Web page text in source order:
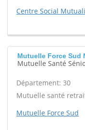
Centre Social
Mutuelle Force Sud
Mutuelle Santé
Département: 30
Mutuelle santé
Mutuelle Force Sud